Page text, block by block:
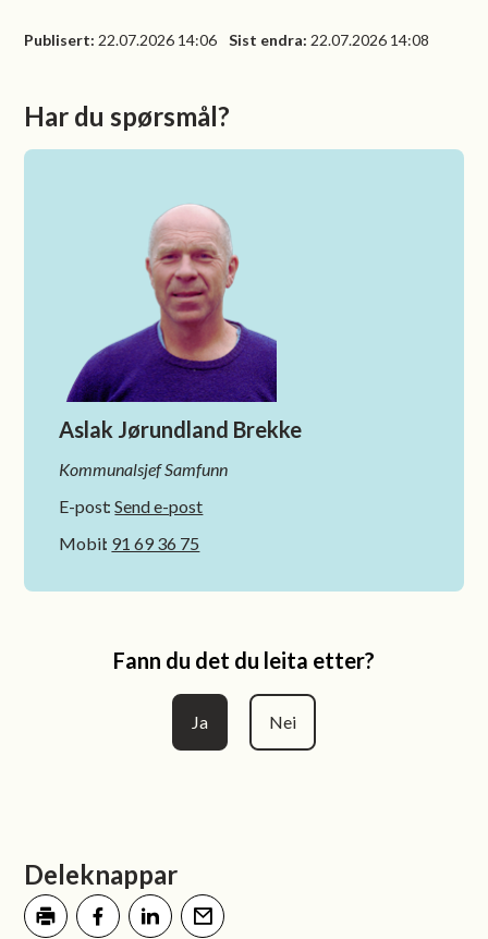
Publisert 22.07.2026 14:06 Sist endra 22.07.2026 14:08
Har du spørsmål?
Aslak Jørundland Brekke
Kommunalsjef Samfunn
E-post Send e-post
Mobil 91 69 36 75
Fann du det du leita etter?
Ja Nei
Deleknappar